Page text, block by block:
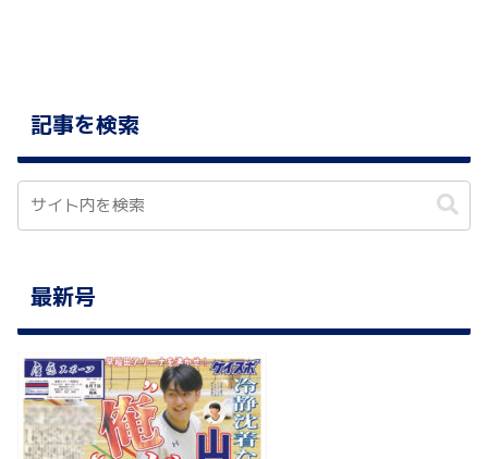
記事を検索
最新号